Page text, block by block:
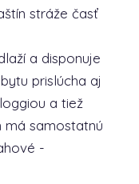
stráže časť
a disponuje
prislúcha aj
a tiež
má samostatnú
-